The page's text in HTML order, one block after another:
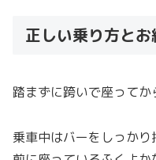
正しい乗り方とお
踏まずに跨いで座ってか
乗車中はバーをしっかり